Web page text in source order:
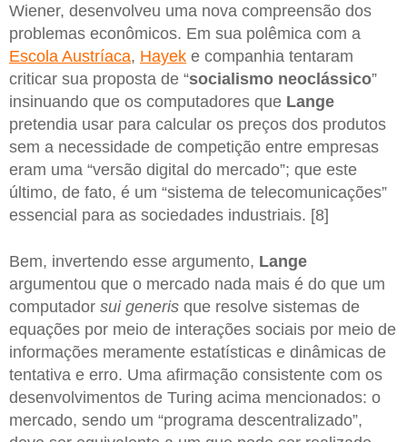
Wiener, desenvolveu uma nova compreensão dos
problemas econômicos. Em sua polêmica com a
Escola Austríaca, Hayek e companhia tentaram
criticar sua proposta de “socialismo neoclássico”
insinuando que os computadores que Lange
pretendia usar para calcular os preços dos produtos
sem a necessidade de competição entre empresas
eram uma “versão digital do mercado”; que este
último, de fato, é um “sistema de telecomunicações”
essencial para as sociedades industriais. [8]
Bem, invertendo esse argumento, Lange
argumentou que o mercado nada mais é do que um
computador sui generis que resolve sistemas de
equações por meio de interações sociais por meio de
informações meramente estatísticas e dinâmicas de
tentativa e erro. Uma afirmação consistente com os
desenvolvimentos de Turing acima mencionados: o
mercado, sendo um “programa descentralizado”,